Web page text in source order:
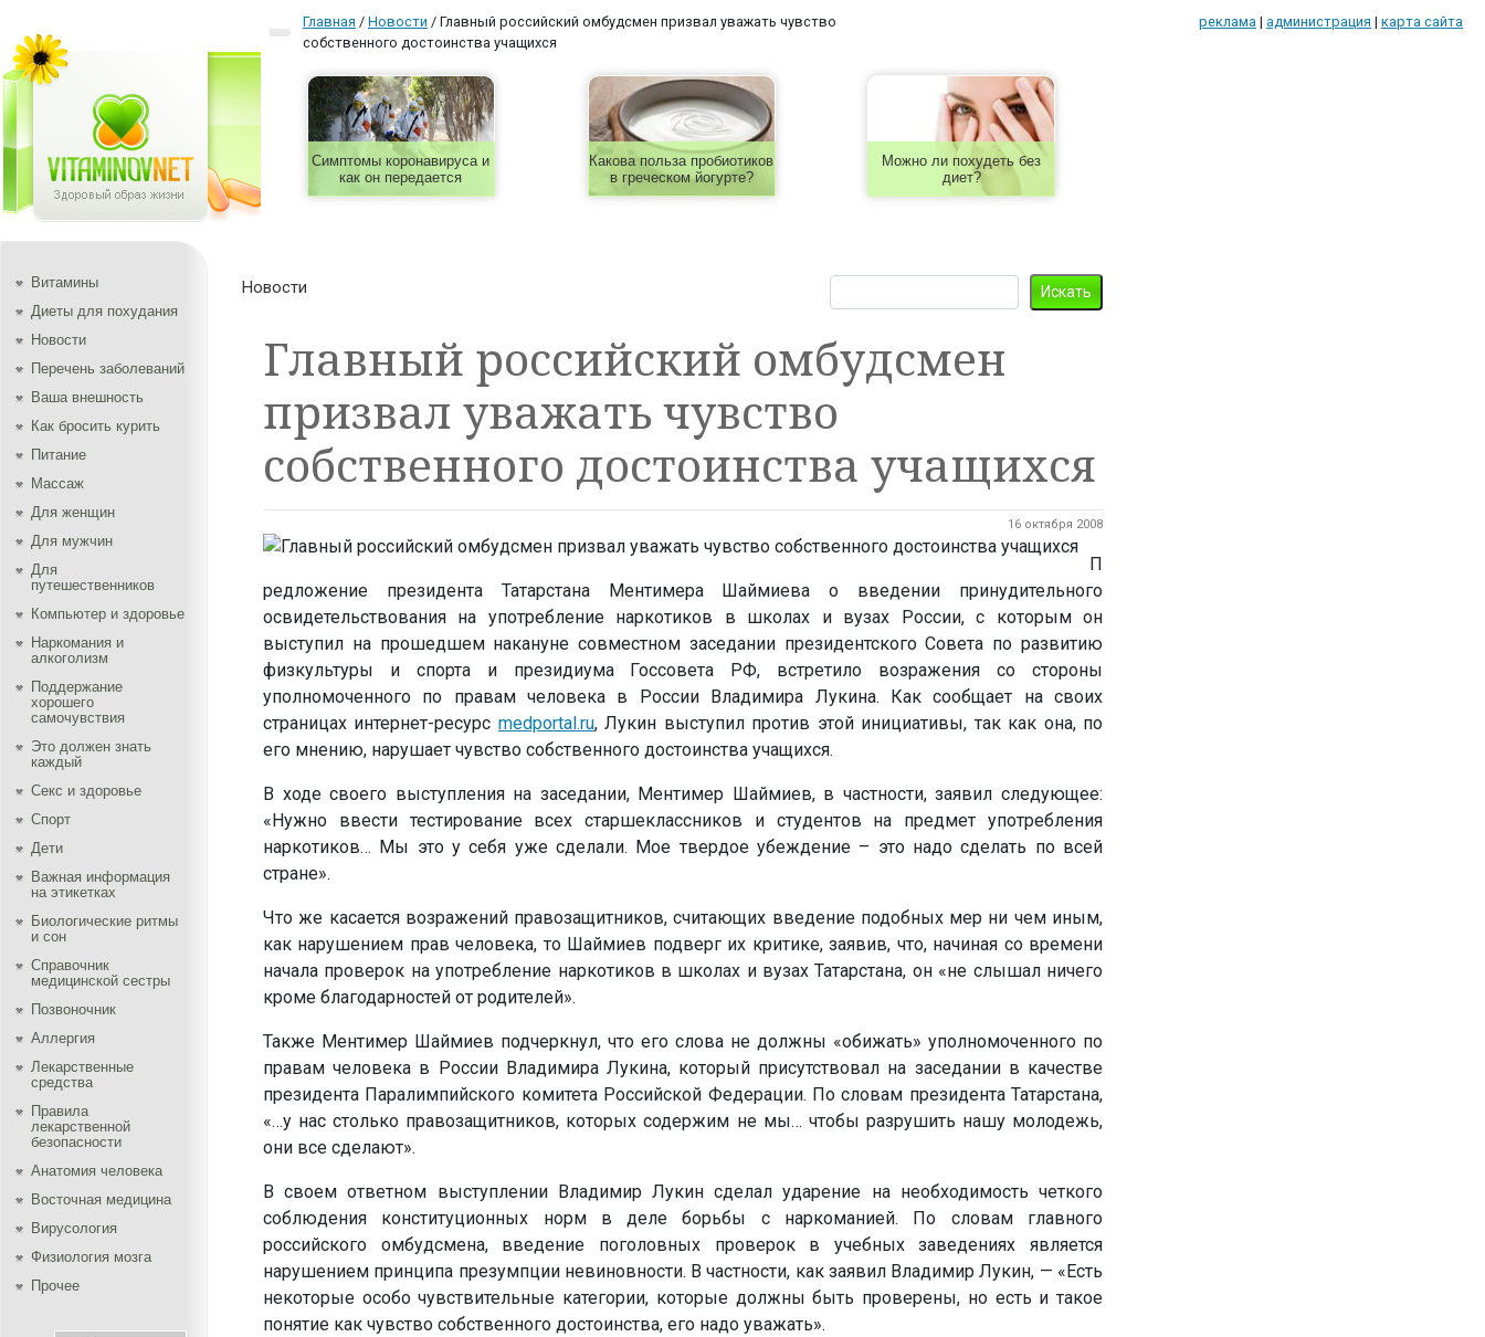
Главная / Новости / Главный российский омбудсмен призвал уважать чувство
собственного достоинства учащихся
реклама | администрация | карта сайта
Симптомы коронавируса и
как он передается
Какова польза пробиотиков
в греческом йогурте?
Можно ли похудеть без
диет?
Витамины
Диеты для похудания
Новости
Перечень заболеваний
Ваша внешность
Как бросить курить
Питание
Массаж
Для женщин
Для мужчин
Для
путешественников
Компьютер и здоровье
Наркомания и
алкоголизм
Поддержание
хорошего
самочувствия
Это должен знать
каждый
Секс и здоровье
Спорт
Дети
Важная информация
на этикетках
Биологические ритмы
и сон
Справочник
медицинской сестры
Позвоночник
Аллергия
Лекарственные
средства
Правила
лекарственной
безопасности
Aнатомия человека
Восточная медицина
Вирусология
Физиология мозга
Прочее
Новости
Главный российский омбудсмен
призвал уважать чувство
собственного достоинства учащихся
16 октября 2008
П
редложение президента Татарстана Ментимера Шаймиева о введении принудительного
освидетельствования на употребление наркотиков в школах и вузах России, с которым он
выступил на прошедшем накануне совместном заседании президентского Совета по развитию
физкультуры и спорта и президиума Госсовета РФ, встретило возражения со стороны
уполномоченного по правам человека в России Владимира Лукина. Как сообщает на своих
страницах интернет-ресурс medportal.ru, Лукин выступил против этой инициативы, так как она, по
его мнению, нарушает чувство собственного достоинства учащихся.
В ходе своего выступления на заседании, Ментимер Шаймиев, в частности, заявил следующее:
«Нужно ввести тестирование всех старшеклассников и студентов на предмет употребления
наркотиков… Мы это у себя уже сделали. Мое твердое убеждение – это надо сделать по всей
стране».
Что же касается возражений правозащитников, считающих введение подобных мер ни чем иным,
как нарушением прав человека, то Шаймиев подверг их критике, заявив, что, начиная со времени
начала проверок на употребление наркотиков в школах и вузах Татарстана, он «не слышал ничего
кроме благодарностей от родителей».
Также Ментимер Шаймиев подчеркнул, что его слова не должны «обижать» уполномоченного по
правам человека в России Владимира Лукина, который присутствовал на заседании в качестве
президента Паралимпийского комитета Российской Федерации. По словам президента Татарстана,
«…у нас столько правозащитников, которых содержим не мы… чтобы разрушить нашу молодежь,
они все сделают».
В своем ответном выступлении Владимир Лукин сделал ударение на необходимость четкого
соблюдения конституционных норм в деле борьбы с наркоманией. По словам главного
российского омбудсмена, введение поголовных проверок в учебных заведениях является
нарушением принципа презумпции невиновности. В частности, как заявил Владимир Лукин, — «Есть
некоторые особо чувствительные категории, которые должны быть проверены, но есть и такое
понятие как чувство собственного достоинства, его надо уважать».